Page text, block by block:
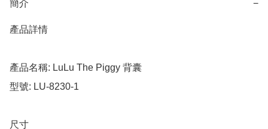
簡介 −
產品詳情
產品名稱: LuLu The Piggy 背囊
型號: LU-8230-1
尺寸